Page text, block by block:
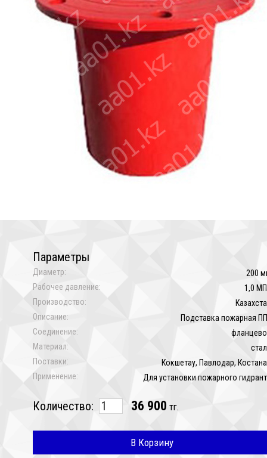
Параметры
Диаметр:
200
Рабочее давление:
1,0
Производство:
Описание:
Подставка пожарная
Соединение:
Материал:
Поставки:
Кокшетау, Павлодар,
Применение:
Для установки пожарного
Количество: 36 900 тг.
В Корзину